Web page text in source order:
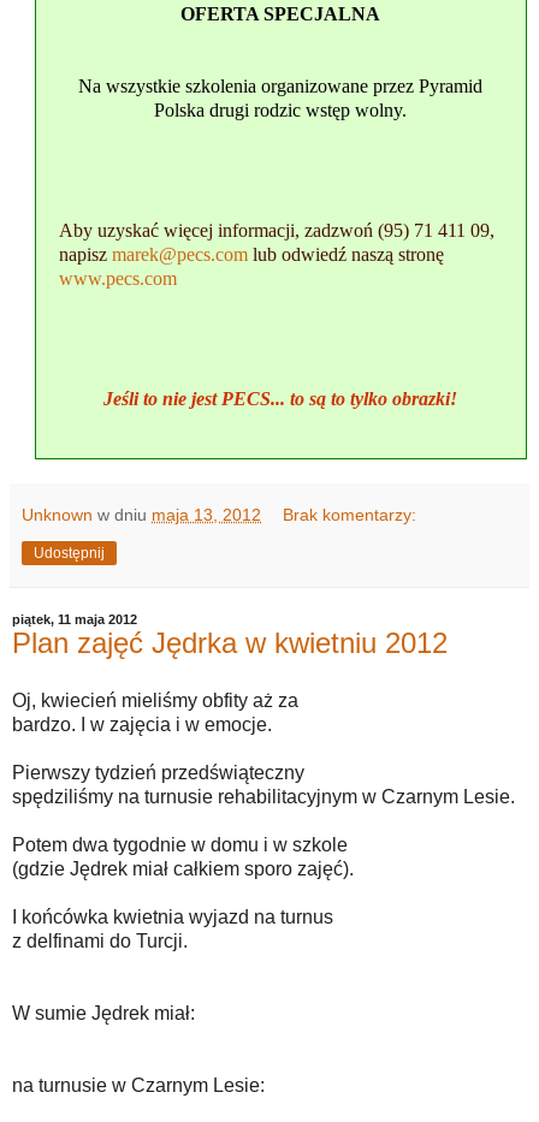
OFERTA SPECJALNA
Na wszystkie szkolenia organizowane przez Pyramid
Polska drugi rodzic wstęp wolny.
Aby uzyskać więcej informacji, zadzwoń (95) 71 411 09,
napisz marek@pecs.comlub odwiedź naszą stronę
www.pecs.com
Jeśli to nie jest PECS... to są to tylko obrazki!
Unknown w dniu maja 13, 2012 Brak komentarzy:
Udostępnij
piątek, 11 maja 2012
Plan zajęć Jędrka w kwietniu 2012
Oj, kwiecień mieliśmy obfity aż za
bardzo. I w zajęcia i w emocje.
Pierwszy tydzień przedświąteczny
spędziliśmy na turnusie rehabilitacyjnym w Czarnym Lesie.
Potem dwa tygodnie w domu i w szkole
(gdzie Jędrek miał całkiem sporo zajęć).
I końcówka kwietnia wyjazd na turnus
z delfinami do Turcji.
W sumie Jędrek miał:
na turnusie w Czarnym Lesie: